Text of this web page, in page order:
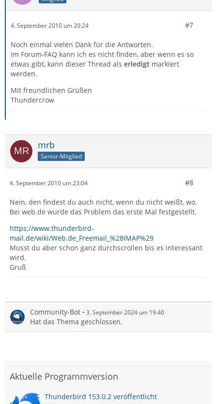
4. September 2010 um 20:24 #7
Noch einmal vielen Dank für die Antworten.
Im Forum-FAQ kann ich es nicht finden, aber wenn es so
etwas gibt, kann dieser Thread als erledigt markiert
werden.
Mit freundlichen Grüßen
Thundercrow
mrb
Senior-Mitglied
4. September 2010 um 23:04 #8
Nein, den findest du auch nicht, wenn du nicht weißt, wo.
Bei web.de wurde das Problem das erste Mal festgestellt.
https://www.thunderbird-
mail.de/wiki/Web.de_Freemail_%28IMAP%29
Musst du aber schon ganz durchscrollen bis es interessant
wird.
Gruß
Community-Bot 3. September 2024 um 19:40
Hat das Thema geschlossen.
Aktuelle Programmversion
Thunderbird 153.0.2 veröffentlicht